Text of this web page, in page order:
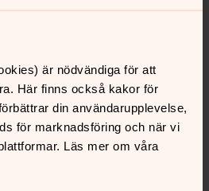
är nödvändiga för att
Här finns också kakor för
din användarupplevelse,
för marknadsföring och när vi
Läs mer om våra